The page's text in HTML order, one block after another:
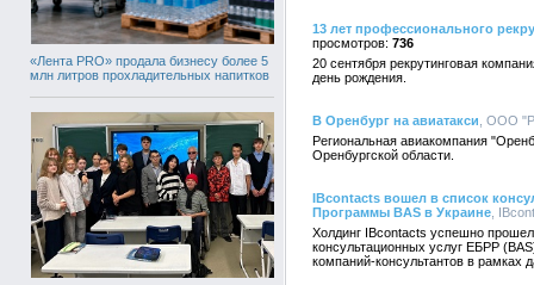
«Лента PRO» продала бизнесу более 5
млн литров прохладительных напитков
13 лет профессионального
736
20 сентября рекрутинговая
день рождения.
В Оренбург на авиатакси , ООО
Региональная авиакомпания
Оренбургской области.
IBcontacts вошел в список
Программы BAS в Украине ,
Холдинг IBcontacts успешно
консультационных услуг ЕБРР
компаний-консультантов в рамках